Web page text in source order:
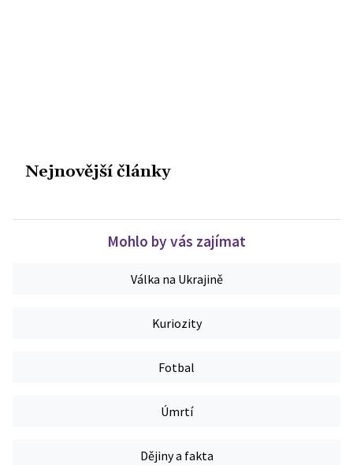
Nejnovější články
Mohlo by vás zajímat
Válka na Ukrajině
Kuriozity
Fotbal
Úmrtí
Dějiny a fakta